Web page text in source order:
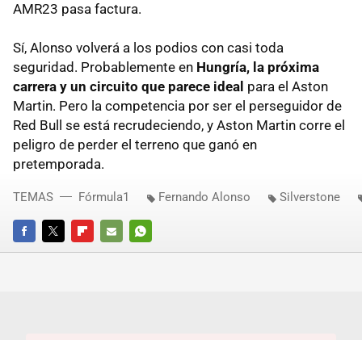
AMR23 pasa factura.
Sí, Alonso volverá a los podios con casi toda
seguridad. Probablemente en Hungría, la próxima
carrera y un circuito que parece ideal para el Aston
Martin. Pero la competencia por ser el perseguidor de
Red Bull se está recrudeciendo, y Aston Martin corre el
peligro de perder el terreno que ganó en
pretemporada.
FACEBOOKTWITTERFLIPBOARD
E-
WHATSAPP
TEMAS Fórmula1 Fernando Alonso Silverstone